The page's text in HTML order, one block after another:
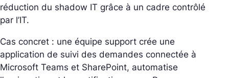
réduction du shadow IT grâce à un cadre contrôlé
par l’IT.
Cas concret : une équipe support crée une
application de suivi des demandes connectée à
Microsoft Teams et SharePoint, automatise